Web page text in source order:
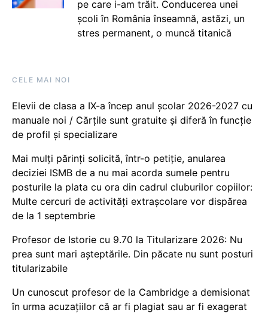
pe care i-am trăit. Conducerea unei
școli în România înseamnă, astăzi, un
stres permanent, o muncă titanică
CELE MAI NOI
Elevii de clasa a IX-a încep anul școlar 2026-2027 cu
manuale noi / Cărțile sunt gratuite și diferă în funcție
de profil și specializare
Mai mulți părinți solicită, într-o petiție, anularea
deciziei ISMB de a nu mai acorda sumele pentru
posturile la plata cu ora din cadrul cluburilor copiilor:
Multe cercuri de activități extrașcolare vor dispărea
de la 1 septembrie
Profesor de Istorie cu 9.70 la Titularizare 2026: Nu
prea sunt mari așteptările. Din păcate nu sunt posturi
titularizabile
Un cunoscut profesor de la Cambridge a demisionat
în urma acuzațiilor că ar fi plagiat sau ar fi exagerat